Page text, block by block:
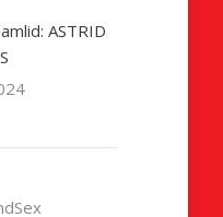
ASTRID